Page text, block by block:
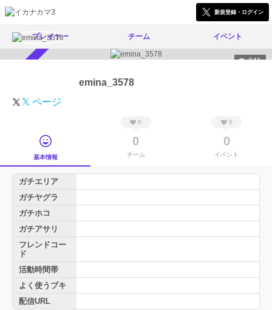
新規登録・ログイン
プレイヤー チーム イベント
241
emina_3578
𝕏 ページ
基本情報
0
0
チーム
0
0
イベント
ガチエリア
ガチヤグラ
ガチホコ
ガチアサリ
フレンドコー
ド
活動時間帯
よく使うブキ
配信URL